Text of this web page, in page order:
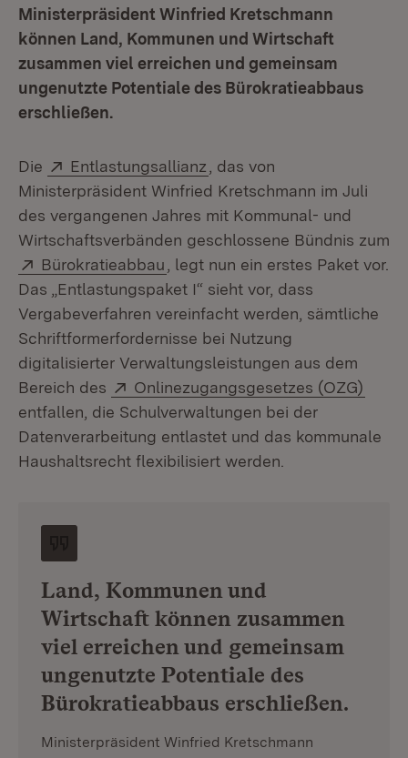
Ministerpräsident Winfried Kretschmann
können Land, Kommunen und Wirtschaft
zusammen viel erreichen und gemeinsam
ungenutzte Potentiale des Bürokratieabbaus
erschließen.
Die Extern:
Entlastungsallianz (Öffnet in neuem Fenster)
, das von
Ministerpräsident Winfried Kretschmann im Juli
des vergangenen Jahres mit Kommunal- und
Wirtschaftsverbänden geschlossene Bündnis zum
Extern:
Bürokratieabbau (Öffnet in neuem Fenster)
, legt nun ein erstes Paket vor.
Das „Entlastungspaket I“ sieht vor, dass
Vergabeverfahren vereinfacht werden, sämtliche
Schriftformerfordernisse bei Nutzung
digitalisierter Verwaltungsleistungen aus dem
Bereich des
Extern:
Onlinezugangsgesetzes (OZG)
entfallen, die Schulverwaltungen bei der
Datenverarbeitung entlastet und das kommunale
Haushaltsrecht flexibilisiert werden.
Land, Kommunen und
Wirtschaft können zusammen
viel erreichen und gemeinsam
ungenutzte Potentiale des
Bürokratieabbaus erschließen.
Ministerpräsident Winfried Kretschmann